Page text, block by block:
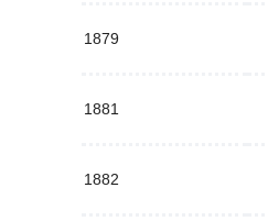
1879
1881
1882